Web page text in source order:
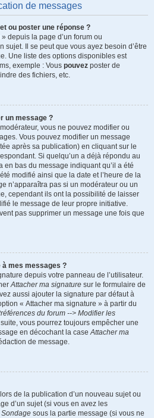
de messages
ou poster une réponse ?
depuis la page d’un forum ou
sujet. Il se peut que vous ayez besoin d’être
Une liste des options disponibles est
exemple : Vous pouvez poster de
des fichiers, etc.
un message ?
vous ne pouvez modifier ou
Vous pouvez modifier un message
après sa publication) en cliquant sur le
Si quelqu’un a déjà répondu au
en bas du message indiquant qu’il a été
modifié ainsi que la date et l’heure de la
n’apparaîtra pas si un modérateur ou un
cependant ils ont la possibilité de laisser
le message de leur propre initiative.
pas supprimer un message une fois que
mes messages ?
depuis votre panneau de l’utilisateur.
Attacher ma signature sur le formulaire de
aussi ajouter la signature par défaut à
« Attacher ma signature » à partir du
du forum --> Modifier les
vous pourrez toujours empêcher une
en décochant la caseAttacher ma
de message.
de la publication d’un nouveau sujet ou
d’un sujet (si vous en avez les
Sondage sous la partie message (si vous ne